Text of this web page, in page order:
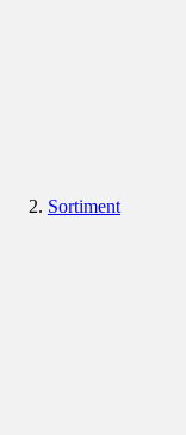
Sortiment